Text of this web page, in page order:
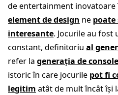
de entertainment inovatoare
element de design ne
interesante. Jocurile au fost
constant, definitoriu al
refer la generația de console
istoric în care jocurile pot fi
legitim atât de mult încât își